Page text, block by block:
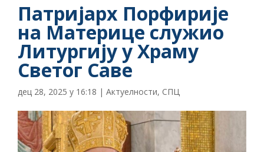
Патријарх Порфирије
на Материце служио
Литургију у Храму
Светог Саве
дец 28, 2025 у 16:18 | Актуелности, СПЦ